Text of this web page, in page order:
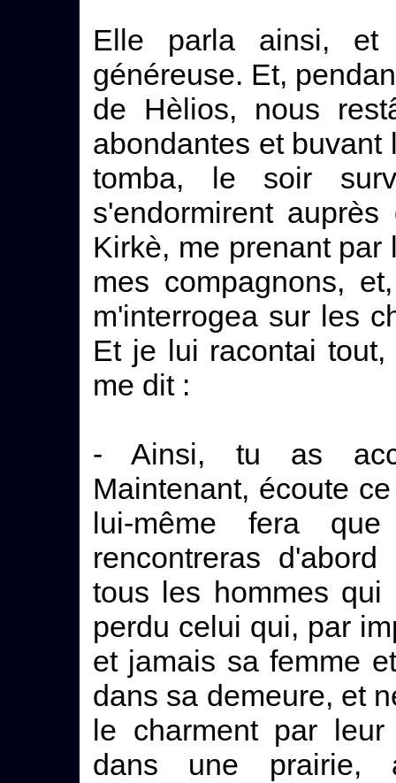
Elle parla ainsi, et
généreuse. Et,
de Hèlios, nous
abondantes et
tomba, le soir
s'endormirent
Kirkè, me prenant
mes compagnons,
m'interrogea sur les
Et je lui racontai
me dit :
- Ainsi, tu as
Maintenant, écoute
lui-même fera
rencontreras
tous les hommes
perdu celui qui, par
et jamais sa femme
dans sa demeure, et
le charment par leur
dans une prairie,